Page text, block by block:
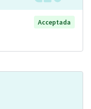
Acceptada